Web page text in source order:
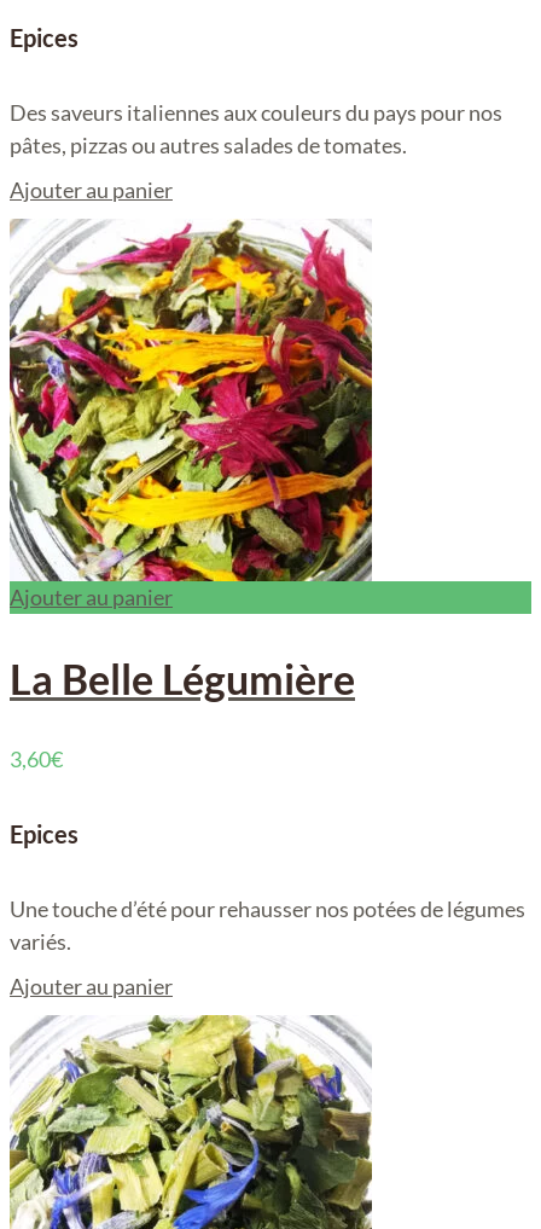
Epices
Des saveurs italiennes aux couleurs du pays pour nos
pâtes, pizzas ou autres salades de tomates.
Ajouter au panier
Ajouter au panier
La Belle Légumière
3,60€
Epices
Une touche d’été pour rehausser nos potées de légumes
variés.
Ajouter au panier